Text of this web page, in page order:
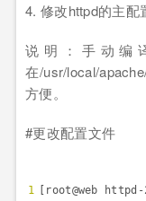
4. 修改httpd的主配
说明：手动编
在/usr/local/
方便。
#更改配置文件
1 [root@web